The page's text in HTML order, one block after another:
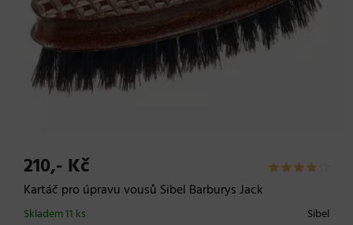
210,- Kč
Kartáč pro úpravu vousů Sibel Barburys Jack
Sibel
Skladem 11 ks